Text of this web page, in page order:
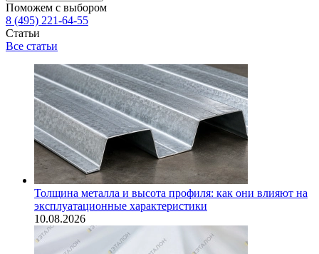
Поможем с выбором
8 (495) 221-64-55
Статьи
Все статьи
Толщина металла и высота профиля: как они влияют на
эксплуатационные характеристики
10.08.2026